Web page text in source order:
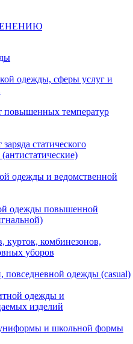
одежды, сферы услуг и
повышенных температур
статического
(антистатические)
одежды и ведомственной
одежды повышенной
курток, комбинезонов,
уборов
повседневной одежды (casual)
одежды и
изделий
и школьной формы